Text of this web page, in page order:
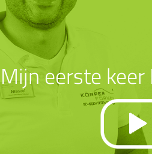
Mijn eerste keer